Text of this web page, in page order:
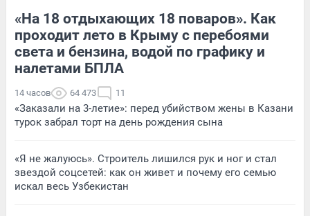
«На 18 отдыхающих 18 поваров». Как
проходит лето в Крыму с перебоями
света и бензина, водой по графику и
налетами БПЛА
14 часов 64 473 11
«Заказали на 3-летие»: перед убийством жены в Казани
турок забрал торт на день рождения сына
«Я не жалуюсь». Строитель лишился рук и ног и стал
звездой соцсетей: как он живет и почему его семью
искал весь Узбекистан